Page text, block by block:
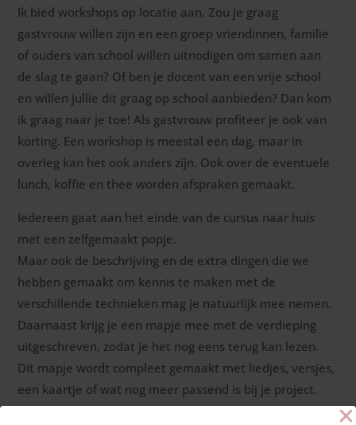
Ik bied workshops op locatie aan. Zou je graag
gastvrouw willen zijn en een groep vriendinnen, familie
of ouders van school willen uitnodigen om samen aan
de slag te gaan? Of ben je docent van een vrije school
en willen jullie dit graag op school aanbieden? Dan kom
ik graag naar je toe! Als gastvrouw profiteer je ook van
korting. Een workshop is meestal een dag, maar in
overleg kan het ook anders zijn. Ook over de eventuele
lunch, koffie en thee worden afspraken gemaakt.
Iedereen gaat aan het einde van de cursus naar huis
met een zelfgemaakt popje.
Maar ook de beschrijving en de extra dingen die we
hebben gemaakt om kennis te maken met de
verschillende technieken mag je natuurlijk mee nemen.
Daarnaast krijg je een mapje mee met de verdieping
uitgeschreven, zodat je het nog eens terug kan lezen.
Dit mapje wordt compleet gemaakt met liedjes, versjes,
een kaartje of wat nog meer passend is bij je project.
Zodat je hoofd, hart en handen verzadigd zijn na een